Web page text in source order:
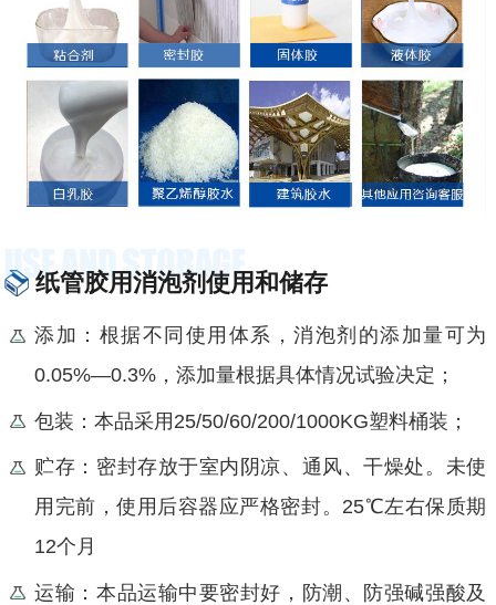
纸管胶用消泡剂使用和储存
添加：根据不同使用体系，消泡剂的添加量可为
0.05%—0.3%，添加量根据具体情况试验决定；
包装：本品采用25/50/60/200/1000KG塑料桶装；
贮存：密封存放于室内阴凉、通风、干燥处。未使
用完前，使用后容器应严格密封。25℃左右保质期
12个月
运输：本品运输中要密封好，防潮、防强碱强酸及